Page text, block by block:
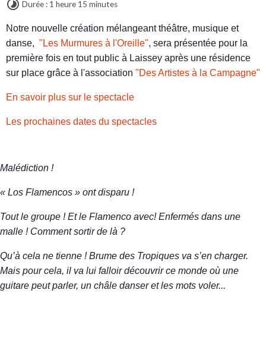
Durée : 1 heure 15 minutes
Notre nouvelle création mélangeant théâtre, musique et
danse, "Les Murmures à l'Oreille", sera présentée pour la
première fois en tout public à Laissey après une résidence
sur place grâce à l'association "Des Artistes à la Campagne"
En savoir plus sur le spectacle
Les prochaines dates du spectacles
Malédiction !
« Los Flamencos » ont disparu !
Tout le groupe ! Et le Flamenco avec! Enfermés dans une
malle ! Comment sortir de là ?
Qu’à cela ne tienne ! Brume des Tropiques va s’en charger.
Mais pour cela, il va lui falloir découvrir ce monde où une
guitare peut parler, un châle danser et les mots voler...